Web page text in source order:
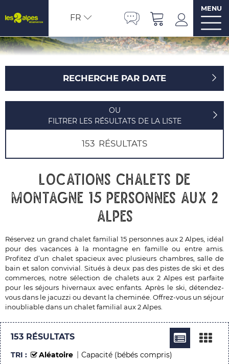
FR
MENU
RECHERCHE PAR DATE
OU
FILTRER LES RÉSULTATS DE LA LISTE
153 RÉSULTATS
Locations chalets de
montagne 15 personnes aux 2
Alpes
Réservez un grand chalet familial 15 personnes aux 2 Alpes, idéal
pour des vacances à la montagne en famille ou entre amis.
Profitez d’un chalet spacieux avec plusieurs chambres, salle de
bain et salon convivial. Situés à deux pas des pistes de ski et des
commerces, notre sélection de chalets aux 2 Alpes est parfaite
pour les séjours hivernaux avec enfants. Après le ski, détendez-
vous dans le jacuzzi ou devant la cheminée. Offrez-vous un séjour
inoubliable dans un chalet familial aux 2 Alpes.
153 RÉSULTATS
TRI : Aléatoire Capacité (bébés compris)